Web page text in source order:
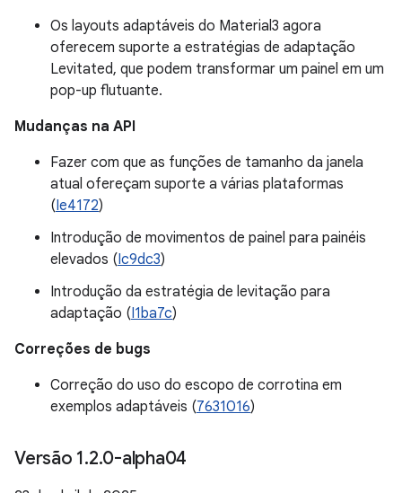
Os layouts adaptáveis do Material3 agora
oferecem suporte a estratégias de adaptação
Levitated, que podem transformar um painel em um
pop-up flutuante.
Mudanças na API
Fazer com que as funções de tamanho da janela
atual ofereçam suporte a várias plataformas
(Ie4172)
Introdução de movimentos de painel para painéis
elevados (Ic9dc3)
Introdução da estratégia de levitação para
adaptação (I1ba7c)
Correções de bugs
Correção do uso do escopo de corrotina em
exemplos adaptáveis (7631016)
Versão 1.2.0-alpha04